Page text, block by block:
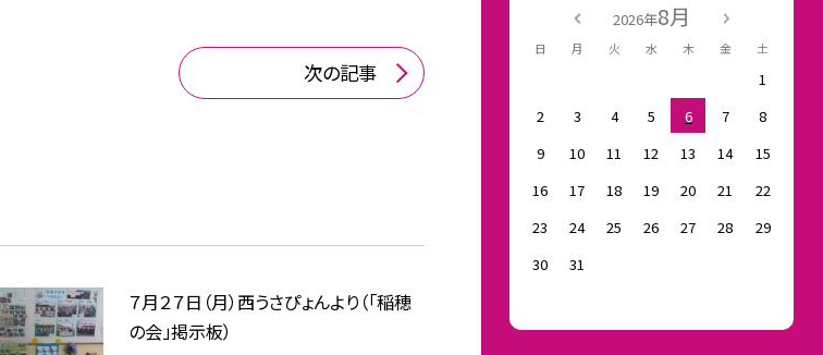
次の記事
７月２７日（月）西うさぴょんより（「稲穂
の会」掲示板）
2026年8月
日 月 火 水 木 金 土
1
2
3 4 5 6 7
8
9
10 11 12 13 14
15
16
17 18 19 20 21
22
23
24 25 26 27 28
29
30
31